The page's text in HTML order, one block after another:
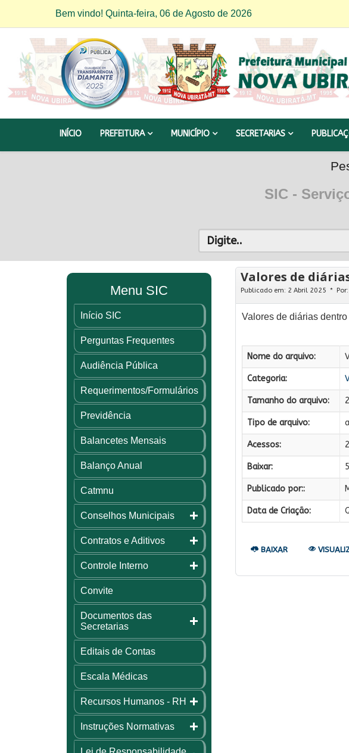
Bem vindo! Quinta-feira, 06 de Agosto de 2026
INÍCIO PREFEITURA MUNICÍPIO SECRETARIAS
SIC -
Menu SIC
Início SIC
Perguntas Frequentes
Audiência Pública
Requerimentos/Formulários
Previdência
Balancetes Mensais
Balanço Anual
Catmnu
Conselhos Municipais
Contratos e Aditivos
Controle Interno
Convite
Documentos das
Secretarias
Editais de Contas
Escala Médicas
Recursos Humanos - RH
Instruções Normativas
Valores de
Publicado em: 2 Abril 2025 Por:
Valores de diárias
Nome do arquivo:
Categoria:
Tamanho do arquivo:
Tipo de arquivo:
Acessos:
Baixar:
Publicado por::
Data de Criação:
BAIXAR